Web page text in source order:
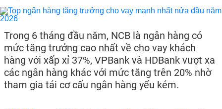
Trong 6 tháng đầu năm, NCB là ngân hàng có
mức tăng trưởng cao nhất về cho vay khách
hàng với xấp xỉ 37%, VPBank và HDBank vượt xa
các ngân hàng khác với mức tăng trên 20% nhờ
tham gia tái cơ cấu ngân hàng yếu kém.